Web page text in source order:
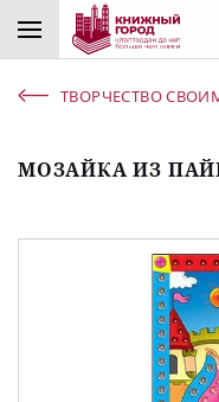
ТВОРЧЕСТВО
МОЗАЙКА ИЗ